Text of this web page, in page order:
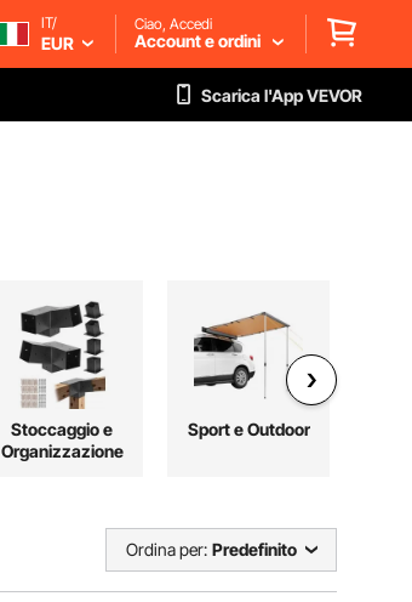
IT/
EUR
Ciao, Accedi
Account e ordini
Scarica l'App VEVOR
Stoccaggio e
Organizzazione
Sport e Outdoor
Ordina per: Predefinito